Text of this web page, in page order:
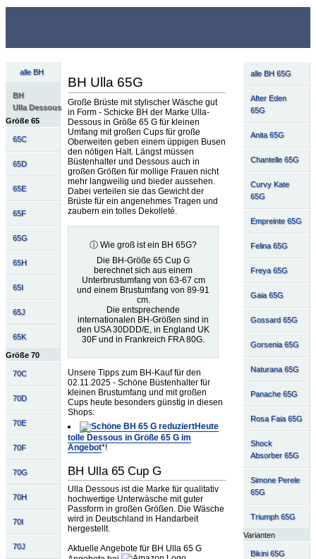
alle BH
BH
Ulla Dessous
Größe 65
65C
65D
65E
65F
65G
65H
65I
65J
65K
Größe 70
70C
70D
70E
70F
70G
70H
70I
70J
alle BH 65G
After Eden
65G
Anita 65G
Chantelle 65G
Curvy Kate
65G
Empreinte 65G
Felina 65G
Freya 65G
Gaia 65G
Gossard 65G
Gorsenia 65G
Naturana 65G
Panache 65G
Rosa Faia 65G
Shock
Absorber 65G
Simone Perele
65G
Triumph 65G
Varianten
Bikini 65G
BH Ulla 65G
Große Brüste mit stylischer Wäsche gut
in Form - Schicke BH der Marke Ulla-
Dessous in Größe 65 G für kleinen
Umfang mit großen Cups für große
Oberweiten geben einem üppigen Busen
den nötigen Halt. Längst müssen
Büstenhalter und Dessous auch in
großen Größen für mollige Frauen nicht
mehr langweilig und bieder aussehen.
Dabei verteilen sie das Gewicht der
Brüste für ein angenehmes Tragen und
zaubern ein tolles Dekolleté.
ⓘ Wie groß ist ein BH 65G?
Die BH-Größe 65 Cup G
berechnet sich aus einem
Unterbrustumfang von 63-67 cm
und einem Brustumfang von 89-91
cm.
Die entsprechende
internationalen BH-Größen sind in
den USA 30DDD/E, in England UK
30F und in Frankreich FRA 80G.
Unsere Tipps zum BH-Kauf für den
02.11.2025 - Schöne Büstenhalter für
kleinen Brustumfang und mit großen
Cups heute besonders günstig in diesen
Shops:
Heute
tolle Dessous in Größe 65 G im
Angebot*!
BH Ulla 65 Cup G
Ulla Dessous ist die Marke für qualitativ
hochwertige Unterwäsche mit guter
Passform in großen Größen. Die Wäsche
wird in Deutschland in Handarbeit
hergestellt.
Aktuelle Angebote für BH Ulla 65 G